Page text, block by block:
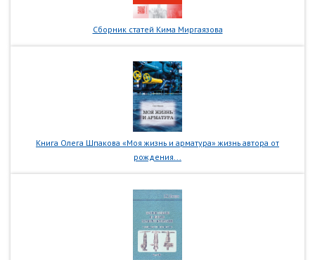
Сборник статей Кима Миргаязова
Книга Олега Шпакова «Моя жизнь и арматура» жизнь автора от
рождения...